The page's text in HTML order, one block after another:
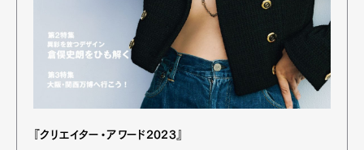
『クリエイター・アワード2023』